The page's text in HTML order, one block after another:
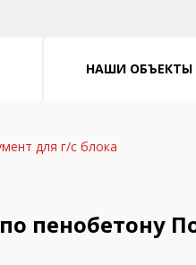
НАШИ ОБЪЕКТЫ
для г/с блока
пенобетону